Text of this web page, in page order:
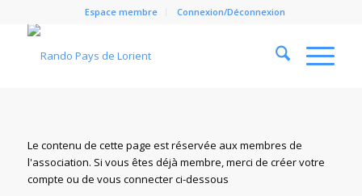
Espace membre Connexion/Déconnexion
Le contenu de cette page est réservée aux membres de
l'association. Si vous êtes déjà membre, merci de créer votre
compte ou de vous connecter ci-dessous